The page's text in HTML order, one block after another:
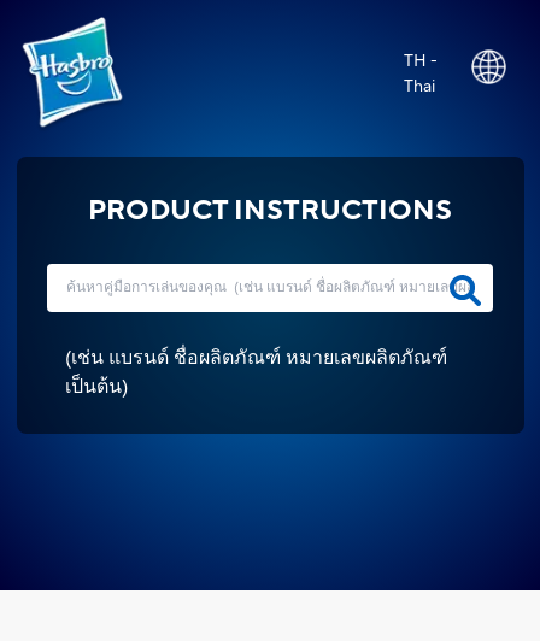
TH -
Thai
PRODUCT INSTRUCTIONS
(เช่น แบรนด์ ชื่อผลิตภัณฑ์ หมายเลขผลิตภัณฑ์
เป็นต้น)